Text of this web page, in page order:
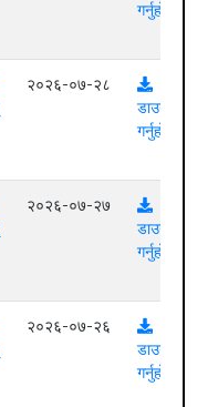
गर्नुहोस्
२०२६-०७-२८
डाउनलोड
गर्नुहोस्
२०२६-०७-२७
डाउनलोड
गर्नुहोस्
२०२६-०७-२६
डाउनलोड
गर्नुहोस्